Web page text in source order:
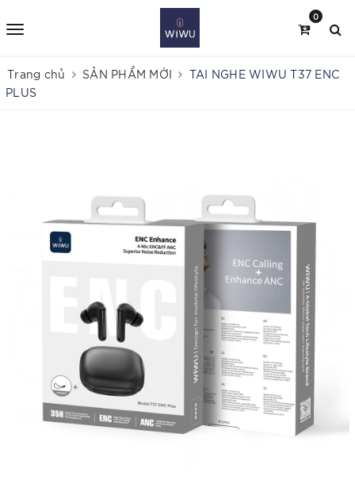
0
Trang chủ SẢN PHẨM MỚI
TAI NGHE WIWU T37 ENC
PLUS